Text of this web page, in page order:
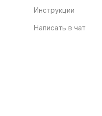
Инструкции
Написать в чат